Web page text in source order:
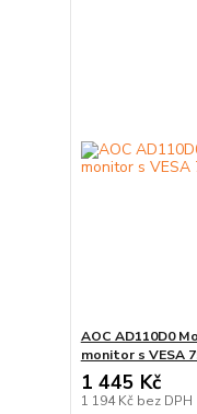
AOC AD110D0
monitor s VESA
1 445 Kč
1 194 Kč bez DPH